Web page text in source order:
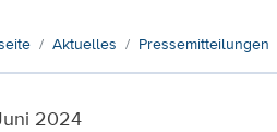
Aktuelles Pressemitteilungen
2024